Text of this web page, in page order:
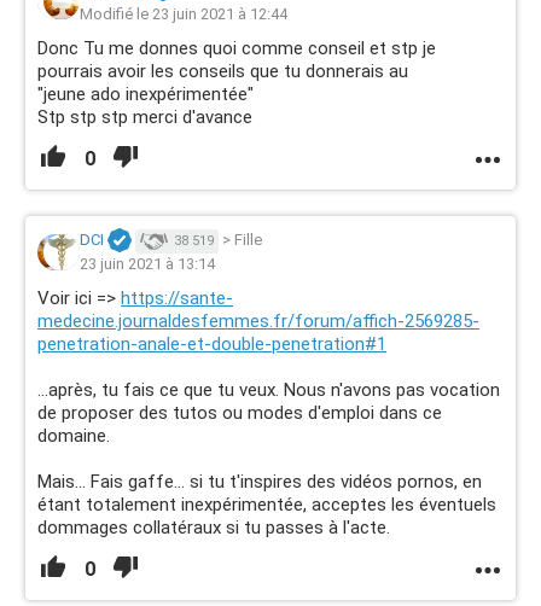
Modifié le 23 juin 2021 à 12:44
Donc Tu me donnes quoi comme conseil et stp je
pourrais avoir les conseils que tu donnerais au
"jeune ado inexpérimentée"
Stp stp stp merci d'avance
0
DCI 38 519 > Fille
23 juin 2021 à 13:14
Voir ici => https://sante-
medecine.journaldesfemmes.fr/forum/affich-2569285-
penetration-anale-et-double-penetration#1
...après, tu fais ce que tu veux. Nous n'avons pas vocation
de proposer des tutos ou modes d'emploi dans ce
domaine.
Mais... Fais gaffe... si tu t'inspires des vidéos pornos, en
étant totalement inexpérimentée, acceptes les éventuels
dommages collatéraux si tu passes à l'acte.
0